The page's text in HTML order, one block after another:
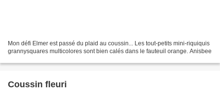
Mon défi Elmer est passé du plaid au coussin... Les tout-petits mini-riquiquis
grannysquares multicolores sont bien calés dans le fauteuil orange. Anisbee
Coussin fleuri